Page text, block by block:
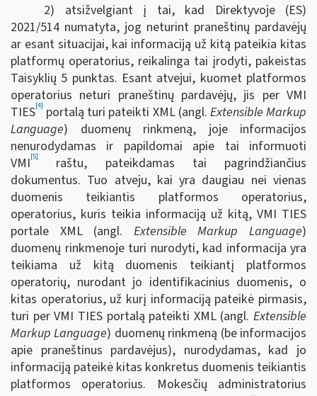
2) atsižvelgiant į tai, kad Direktyvoje (ES)
2021/514 numatyta, jog neturint praneštinų pardavėjų
ar esant situacijai, kai informaciją už kitą pateikia kitas
platformų operatorius, reikalinga tai įrodyti, pakeistas
Taisyklių 5 punktas. Esant atvejui, kuomet platformos
operatorius neturi praneštinų pardavėjų, jis per VMI
TIES[4] portalą turi pateikti XML (angl. Extensible Markup
Language) duomenų rinkmeną, joje informacijos
nenurodydamas ir papildomai apie tai informuoti
VMI[5]
raštu, pateikdamas tai pagrindžiančius
dokumentus. Tuo atveju, kai yra daugiau nei vienas
duomenis teikiantis platformos operatorius,
operatorius, kuris teikia informaciją už kitą, VMI TIES
portale XML (angl. Extensible Markup Language)
duomenų rinkmenoje turi nurodyti, kad informacija yra
teikiama už kitą duomenis teikiantį platformos
operatorių, nurodant jo identifikacinius duomenis, o
kitas operatorius, už kurį informaciją pateikė pirmasis,
turi per VMI TIES portalą pateikti XML (angl. Extensible
Markup Language) duomenų rinkmeną (be informacijos
apie praneštinus pardavėjus), nurodydamas, kad jo
informaciją pateikė kitas konkretus duomenis teikiantis
platformos operatorius. Mokesčių administratorius